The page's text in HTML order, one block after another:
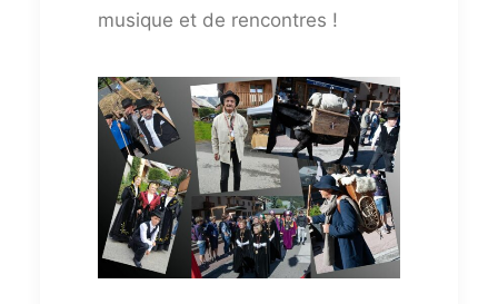
musique et de rencontres !